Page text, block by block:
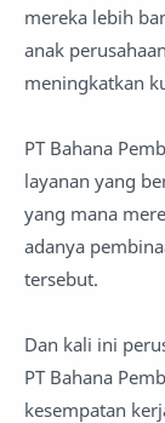
mereka lebih
anak
meningkatkan
PT Bahana
layanan yang
yang mana
adanya
tersebut.
Dan kali ini
PT Bahana
kesempatan